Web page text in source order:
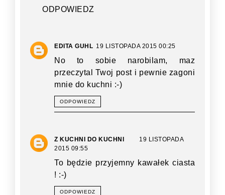
ODPOWIEDZ
EDITA GUHL 19 LISTOPADA 2015 00:25
No to sobie narobilam, maz
przeczytal Twoj post i pewnie zagoni
mnie do kuchni :-)
ODPOWIEDZ
Z KUCHNI DO KUCHNI
19 LISTOPADA
2015 09:55
To będzie przyjemny kawałek ciasta
! :-)
ODPOWIEDZ